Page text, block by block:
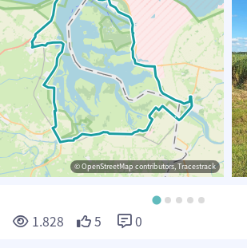
© OpenStreetMap contributors, Tracestrack
1.828 5 0